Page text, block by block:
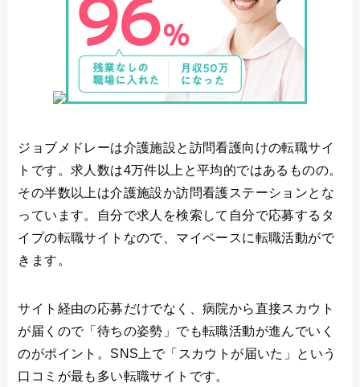
ジョブメドレーは介護施設と訪問看護向けの転職サイ
トです。求人数は4万件以上と平均的ではあるものの。
その半数以上は介護施設か訪問看護ステーションとな
っています。自分で求人を検索して自分で応募するタ
イプの転職サイトなので、マイペースに転職活動がで
きます。
サイト経由の応募だけでなく、病院から直接スカウト
が届くので「待ちの姿勢」でも転職活動が進んでいく
のがポイント。SNS上で「スカウトが届いた」という
口コミが最も多い転職サイトです。